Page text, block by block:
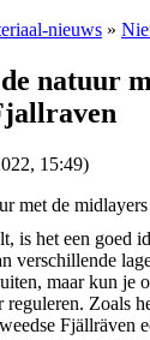
nieuws »
natuur
15:49)
is het een goed
verschillende
maar kun je
reguleren. Zoals
Fjällräven